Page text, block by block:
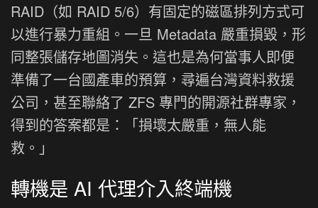
RAID（如 RAID 5/6）有固定的磁區排列方式可
以進行暴力重組。一旦 Metadata 嚴重損毀，形
同整張儲存地圖消失。這也是為何當事人即便
準備了一台國產車的預算，尋遍台灣資料救援
公司，甚至聯絡了 ZFS 專門的開源社群專家，
得到的答案都是：「損壞太嚴重，無人能
救。」
轉機是 AI 代理介入終端機